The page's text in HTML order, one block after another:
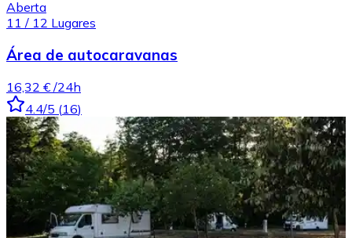
Aberta
11 / 12 Lugares
Área de autocaravanas
16,32 € /24h
4.4/5 (16)